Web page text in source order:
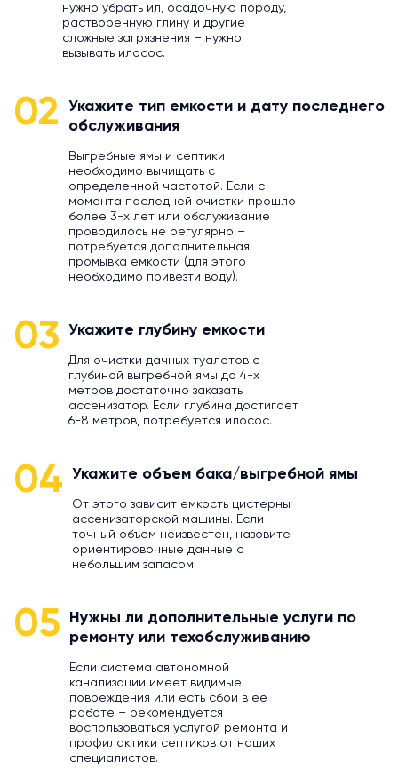
нужно убрать ил, осадочную породу,
растворенную глину и другие
сложные загрязнения – нужно
вызывать илосос.
02
Укажите тип емкости и дату последнего
обслуживания
Выгребные ямы и септики
необходимо вычищать с
определенной частотой. Если с
момента последней очистки прошло
более 3-х лет или обслуживание
проводилось не регулярно –
потребуется дополнительная
промывка емкости (для этого
необходимо привезти воду).
03 Укажите глубину емкости
Для очистки дачных туалетов с
глубиной выгребной ямы до 4-х
метров достаточно заказать
ассенизатор. Если глубина достигает
6-8 метров, потребуется илосос.
04 Укажите объем бака/выгребной ямы
От этого зависит емкость цистерны
ассенизаторской машины. Если
точный объем неизвестен, назовите
ориентировочные данные с
небольшим запасом.
05
Нужны ли дополнительные услуги по
ремонту или техобслуживанию
Если система автономной
канализации имеет видимые
повреждения или есть сбой в ее
работе – рекомендуется
воспользоваться услугой ремонта и
профилактики септиков от наших
специалистов.